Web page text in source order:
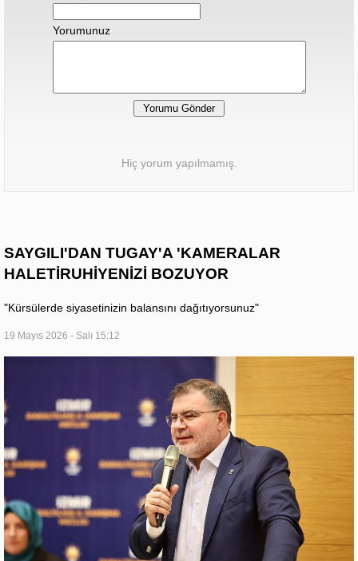
Yorumunuz
Hiç yorum yapılmamış.
SAYGILI'DAN TUGAY'A 'KAMERALAR
HALETİRUHİYENİZİ BOZUYOR
"Kürsülerde siyasetinizin balansını dağıtıyorsunuz"
19 Mayıs 2026 - Salı 15:12